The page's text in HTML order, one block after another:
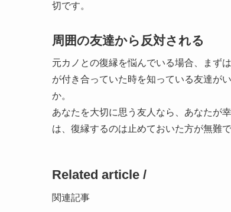
切です。
周囲の友達から反対される
元カノとの復縁を悩んでいる場合、まず
が付き合っていた時を知っている友達が
か。
あなたを大切に思う友人なら、あなたが
は、復縁するのは止めておいた方が無難で
Related article /
関連記事